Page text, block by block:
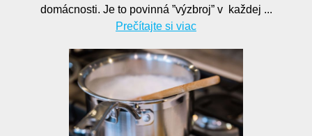
domácnosti. Je to povinná ”výzbroj” v každej ...
Prečítajte si viac